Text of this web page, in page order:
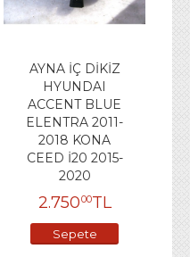
AYNA İÇ DİKİZ
HYUNDAI
ACCENT BLUE
ELENTRA 2011-
2018 KONA
CEED İ20 2015-
2020
2.75000TL
Sepete